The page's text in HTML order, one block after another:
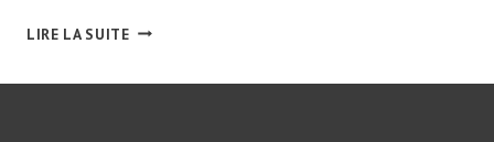
LIRE LA SUITEDÉCOUVREZ